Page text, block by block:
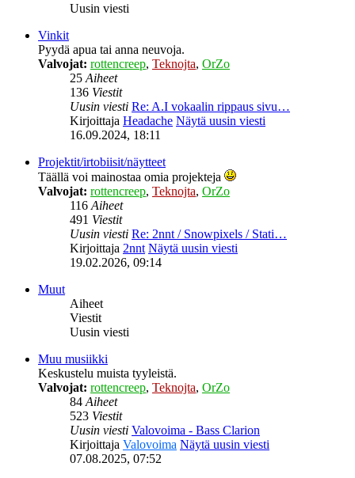
Uusin viesti
Vinkit
Pyydä apua tai anna neuvoja.
Valvojat: rottencreep, Teknojta, OrZo
25Aiheet
136 Viestit
Uusin viesti Re: A.I vokaalin rippaus sivu…
Kirjoittaja Headache Näytä uusin viesti
16.09.2024, 18:11
Projektit/irtobiisit/näytteet
Täällä voi mainostaa omia projekteja
Valvojat: rottencreep, Teknojta, OrZo
116Aiheet
491 Viestit
Uusin viesti Re: 2nnt / Snowpixels / Stati…
Kirjoittaja 2nnt Näytä uusin viesti
19.02.2026, 09:14
Muut
Aiheet
Viestit
Uusin viesti
Muu musiikki
Keskustelu muista tyyleistä.
Valvojat: rottencreep, Teknojta, OrZo
84Aiheet
523 Viestit
Uusin viesti Valovoima - Bass Clarion
Kirjoittaja Valovoima Näytä uusin viesti
07.08.2025, 07:52